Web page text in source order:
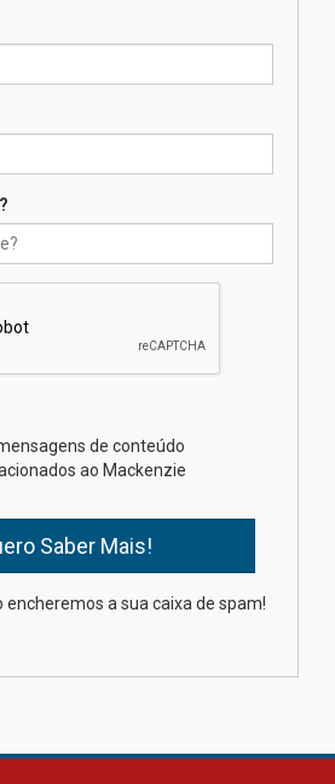
das novas tecnologias em
calouros do segundo semestre
04.08.2026
Brasília prepara seus
estudantes para o PAS antes
mesmo do Ensino Médio
na educação dos filhos além da
de conteúdo
ao Mackenzie
encheremos a sua caixa de spam!